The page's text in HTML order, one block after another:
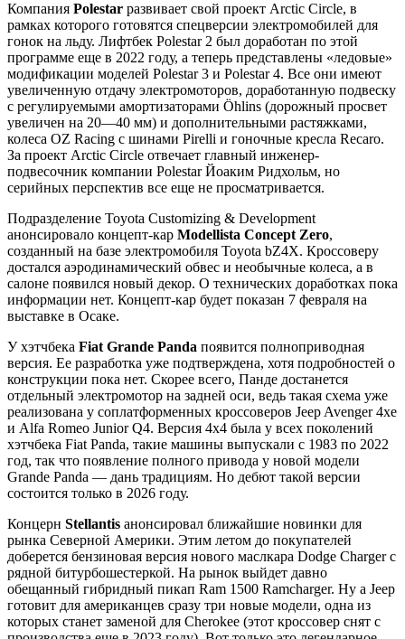
Компания Polestar развивает свой проект Arctic Circle, в
рамках которого готовятся спецверсии электромобилей для
гонок на льду. Лифтбек Polestar 2 был доработан по этой
программе еще в 2022 году, а теперь представлены «ледовые»
модификации моделей Polestar 3 и Polestar 4. Все они имеют
увеличенную отдачу электромоторов, доработанную подвеску
с регулируемыми амортизаторами Öhlins (дорожный просвет
увеличен на 20—40 мм) и дополнительными растяжками,
колеса OZ Racing с шинами Pirelli и гоночные кресла Recaro.
За проект Arctic Circle отвечает главный инженер-
подвесочник компании Polestar Йоаким Ридхольм, но
серийных перспектив все еще не просматривается.
Подразделение Toyota Customizing & Development
анонсировало концепт-кар Modellista Concept Zero,
созданный на базе электромобиля Toyota bZ4X. Кроссоверу
достался аэродинамический обвес и необычные колеса, а в
салоне появился новый декор. О технических доработках пока
информации нет. Концепт-кар будет показан 7 февраля на
выставке в Осаке.
У хэтчбека Fiat Grande Panda появится полноприводная
версия. Ее разработка уже подтверждена, хотя подробностей о
конструкции пока нет. Скорее всего, Панде достанется
отдельный электромотор на задней оси, ведь такая схема уже
реализована у соплатформенных кроссоверов Jeep Avenger 4xe
и Alfa Romeo Junior Q4. Версия 4х4 была у всех поколений
хэтчбека Fiat Panda, такие машины выпускали с 1983 по 2022
год, так что появление полного привода у новой модели
Grande Panda — дань традициям. Но дебют такой версии
состоится только в 2026 году.
Концерн Stellantis анонсировал ближайшие новинки для
рынка Северной Америки. Этим летом до покупателей
доберется бензиновая версия нового маслкара Dodge Charger с
рядной битурбошестеркой. На рынок выйдет давно
обещанный гибридный пикап Ram 1500 Ramcharger. Ну а Jeep
готовит для американцев сразу три новые модели, одна из
которых станет заменой для Cherokee (этот кроссовер снят с